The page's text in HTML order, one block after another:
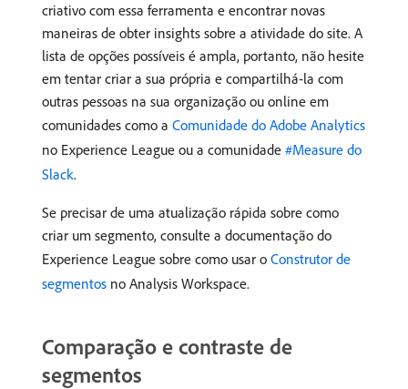
criativo com essa ferramenta e encontrar novas
maneiras de obter insights sobre a atividade do site. A
lista de opções possíveis é ampla, portanto, não hesite
em tentar criar a sua própria e compartilhá-la com
outras pessoas na sua organização ou online em
comunidades como a Comunidade do Adobe Analytics
no Experience League ou a comunidade #Measure do
Slack.
Se precisar de uma atualização rápida sobre como
criar um segmento, consulte a documentação do
Experience League sobre como usar o Construtor de
segmentos no Analysis Workspace.
Comparação e contraste de
segmentos